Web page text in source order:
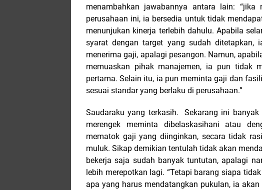
menambahkan jawabannya antara lain:
perusahaan ini, ia bersedia untuk tidak
menunjukan kinerja terlebih dahulu. Apabila
syarat dengan target yang sudah ditetapkan,
menerima gaji, apalagi pesangon. Namun,
memuaskan pihak manajemen, ia pun tidak
pertama. Selain itu, ia pun meminta gaji dan
sesuai standar yang berlaku di perusahaan.”
Saudaraku yang terkasih.
Sekarang ini
merengek meminta dibelaskasihani atau
mematok gaji yang diinginkan, secara tidak
muluk. Sikap demikian tentulah tidak akan
bekerja saja sudah banyak tuntutan, apalagi
lebih merepotkan lagi. “Tetapi barang siapa
apa yang harus mendatangkan pukulan, ia